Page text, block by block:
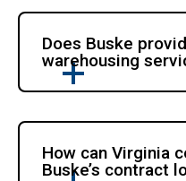
Does Buske
warehousing
How can Virginia
Buske’s contract